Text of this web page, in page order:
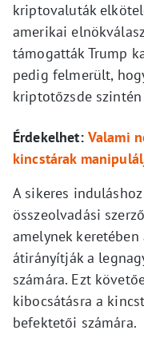
kriptovaluták
amerikai
támogatták Trump
pedig felmerült,
kriptotőzsde
Érdekelhet: Valami
kincstárak
A sikeres
összeolvadási
amelynek
átirányítják a
számára. Ezt
kibocsátásra a
befektetői számára.